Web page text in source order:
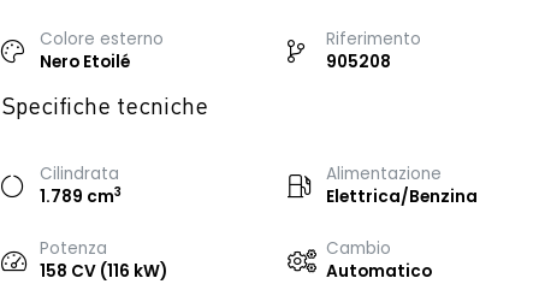
Colore esterno
Nero Etoilé
Riferimento
905208
Specifiche tecniche
Cilindrata
1.789 cm3
Alimentazione
Elettrica/Benzina
Potenza
158 CV (116 kW)
Cambio
Automatico